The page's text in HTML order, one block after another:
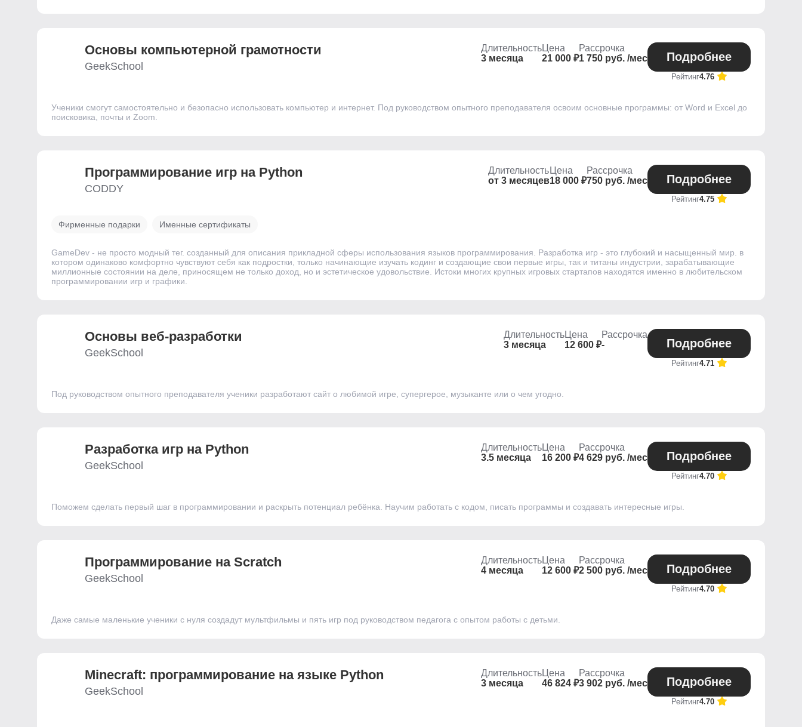
Основы компьютерной грамотности
GeekSchool
Длительность
3 месяца
Цена
21 000 ₽
Рассрочка
1 750 руб. /мес
Подробнее
Рейтинг4.76
Ученики смогут самостоятельно и безопасно использовать компьютер и интернет. Под руководством опытного преподавателя освоим основные программы: от Word и Excel до
поисковика, почты и Zoom.
Программирование игр на Python
CODDY
Длительность
от 3 месяцев
Цена
18 000 ₽
Рассрочка
750 руб. /мес
Подробнее
Рейтинг4.75
Фирменные подарки Именные сертификаты
GameDev - не просто модный тег. созданный для описания прикладной сферы использования языков программирования. Разработка игр - это глубокий и насыщенный мир. в
котором одинаково комфортно чувствуют себя как подростки, только начинающие изучать кодинг и создающие свои первые игры, так и титаны индустрии, зарабатывающие
миллионные состоянии на деле, приносящем не только доход, но и эстетическое удовольствие. Истоки многих крупных игровых стартапов находятся именно в любительском
программировании игр и графики.
Основы веб-разработки
GeekSchool
Длительность
3 месяца
Цена
12 600 ₽
Рассрочка
-
Подробнее
Рейтинг4.71
Под руководством опытного преподавателя ученики разработают сайт о любимой игре, супергерое, музыканте или о чем угодно.
Разработка игр на Python
GeekSchool
Длительность
3.5 месяца
Цена
16 200 ₽
Рассрочка
4 629 руб. /мес
Подробнее
Рейтинг4.70
Поможем сделать первый шаг в программировании и раскрыть потенциал ребёнка. Научим работать с кодом, писать программы и создавать интересные игры.
Программирование на Scratch
GeekSchool
Длительность
4 месяца
Цена
12 600 ₽
Рассрочка
2 500 руб. /мес
Подробнее
Рейтинг4.70
Даже самые маленькие ученики с нуля создадут мультфильмы и пять игр под руководством педагога с опытом работы с детьми.
Minecraft: программирование на языке Python
GeekSchool
Длительность
3 месяца
Цена
46 824 ₽
Рассрочка
3 902 руб. /мес
Подробнее
Рейтинг4.70